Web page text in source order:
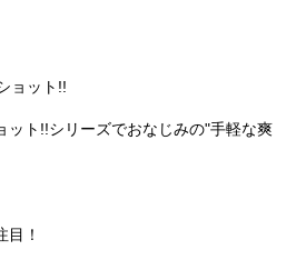
ョット!!
ット!!シリーズでおなじみの"手軽な爽
目！